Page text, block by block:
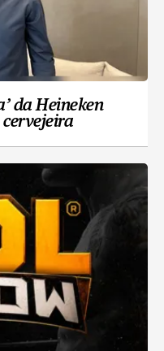
da Heineken